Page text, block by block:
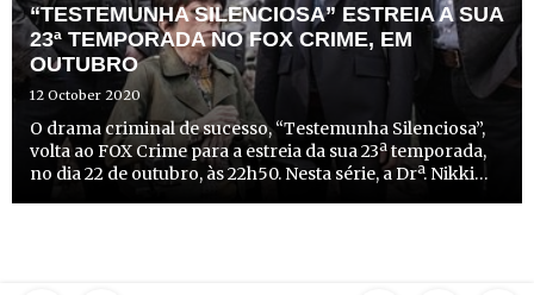
“TESTEMUNHA SILENCIOSA” ESTREIA A SUA
23ª TEMPORADA NO FOX CRIME, EM
OUTUBRO
12 October 2020
O drama criminal de sucesso, “Testemunha Silenciosa”,
volta ao FOX Crime para a estreia da sua 23ª temporada,
no dia 22 de outubro, às 22h50. Nesta série, a Drª. Nikki